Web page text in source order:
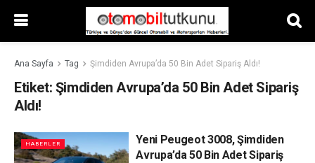
Ana Sayfa Tag Şimdiden Avrupa’da 50 Bin Adet Sipariş Aldı!
Etiket: Şimdiden Avrupa’da 50 Bin Adet Sipariş
Aldı!
HABERLER
Yeni Peugeot 3008, Şimdiden
Avrupa’da 50 Bin Adet Sipariş